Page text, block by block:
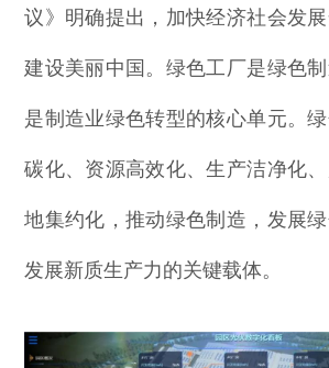
议》明确提出，加快经济社会发
建设美丽中国。绿色工厂是绿色
是制造业绿色转型的核心单元。
碳化、资源高效化、生产洁净化
地集约化，推动绿色制造，发展
发展新质生产力的关键载体。